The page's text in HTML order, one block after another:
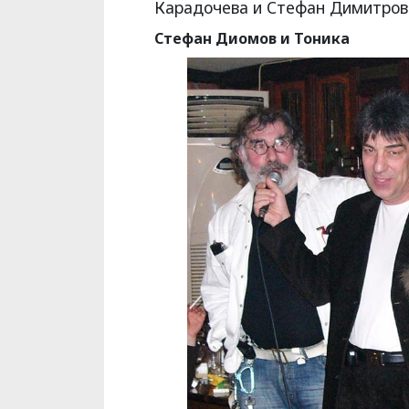
Карадочева и Стефан
Стефан Диомов и Тоника